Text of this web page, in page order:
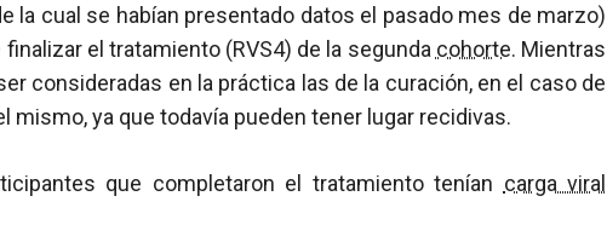
la cual se habían presentado datos el pasado mes de marzo)
el tratamiento (RVS4) de la segunda cohorte. Mientras
consideradas en la práctica las de la curación, en el caso de
mismo, ya que todavía pueden tener lugar recidivas.
que completaron el tratamiento tenían carga viral